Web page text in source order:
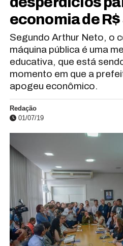
economia de
Segundo Arthur Neto, o
máquina pública é uma
educativa, que está
momento em que a
apogeu econômico.
Redação
01/07/19